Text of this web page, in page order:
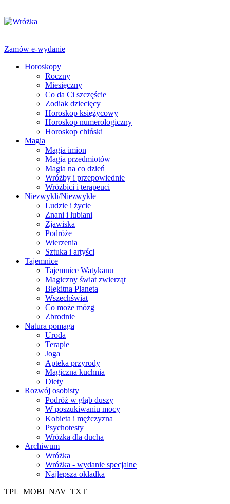
Zamów e-wydanie
Horoskopy
Roczny
Miesięczny
Co da Ci szczęście
Zodiak dziecięcy
Horoskop księżycowy
Horoskop numerologiczny
Horoskop chiński
Magia
Magia imion
Magia przedmiotów
Magia na co dzień
Wróżby i przepowiednie
Wróżbici i terapeuci
Niezwykli/Niezwykłe
Ludzie i życie
Znani i lubiani
Zjawiska
Podróże
Wierzenia
Sztuka i artyści
Tajemnice
Tajemnice Watykanu
Magiczny świat zwierząt
Błękitna Planeta
Wszechświat
Co może mózg
Zbrodnie
Natura pomaga
Uroda
Terapie
Joga
Apteka przyrody
Magiczna kuchnia
Diety
Rozwój osobisty
Podróż w głąb duszy
W poszukiwaniu mocy
Kobieta i mężczyzna
Psychotesty
Wróżka dla ducha
Archiwum
Wróżka
Wróżka - wydanie specjalne
Najlepsza okładka
TPL_MOBI_NAV_TXT